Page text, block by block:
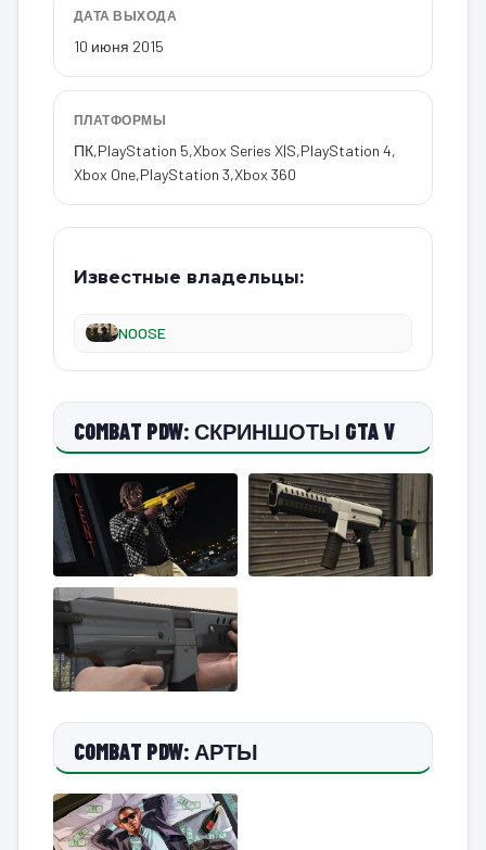
ДАТА ВЫХОДА
10 июня 2015
ПЛАТФОРМЫ
ПК,PlayStation 5,Xbox Series X|S,PlayStation 4,
Xbox One,PlayStation 3,Xbox 360
Известные владельцы:
NOOSE
COMBAT PDW: СКРИНШОТЫ GTA V
COMBAT PDW: АРТЫ